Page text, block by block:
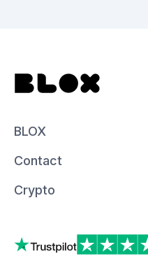
BLOX
Contact
Crypto